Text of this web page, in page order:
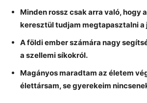
Minden rossz csak arra való, hogy
keresztül tudjam megtapasztalni a
A földi ember számára nagy
a szellemi síkokról.
Magányos maradtam az életem
élettársam, se gyerekeim